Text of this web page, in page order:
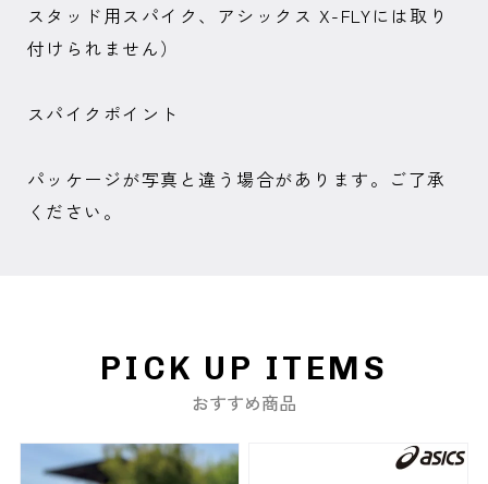
スタッド用スパイク、アシックス X-FLYには取り
付けられません）
スパイクポイント
パッケージが写真と違う場合があります。ご了承
ください。
PICK UP ITEMS
おすすめ商品